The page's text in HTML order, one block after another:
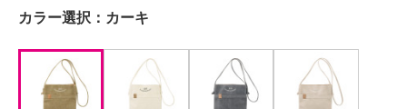
カラー選択： カーキ